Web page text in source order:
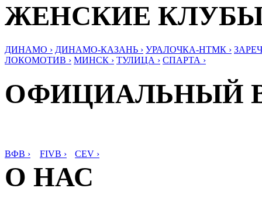
ЖЕНСКИЕ
ДИНАМО › ДИНАМО-КАЗАНЬ › УРАЛОЧКА-НТМК ›
ЛОКОМОТИВ › МИНСК › ТУЛИЦА › СПАРТА ›
ОФИЦИАЛЬНЫЙ
ВФВ › FIVB › CEV ›
О НАС